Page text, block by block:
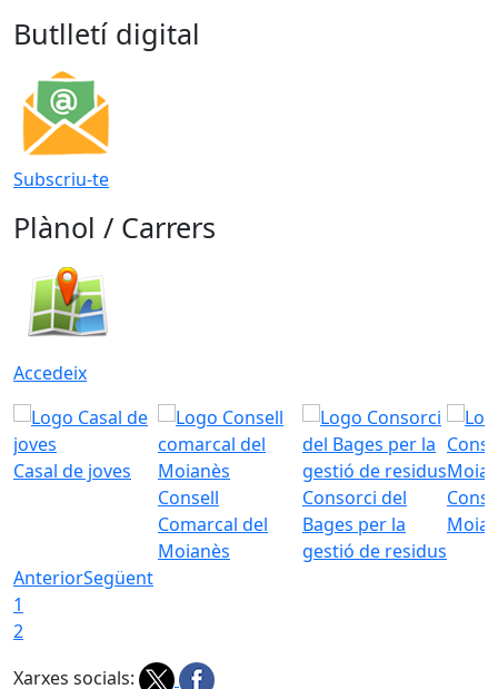
Butlletí digital
Subscriu-te
Plànol / Carrers
Accedeix
Casal de joves
Consell
Comarcal del
Moianès
Consorci del
Bages per la
gestió de residus
AnteriorSegüent
1
2
Xarxes socials: